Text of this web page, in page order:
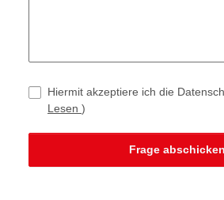
Hiermit akzeptiere ich die
Lesen )
Frage abschicken